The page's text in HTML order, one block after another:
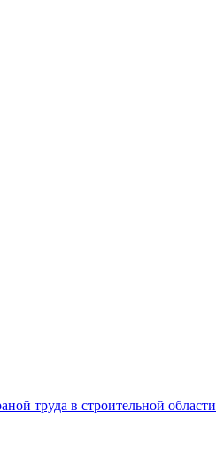
труда в строительной области